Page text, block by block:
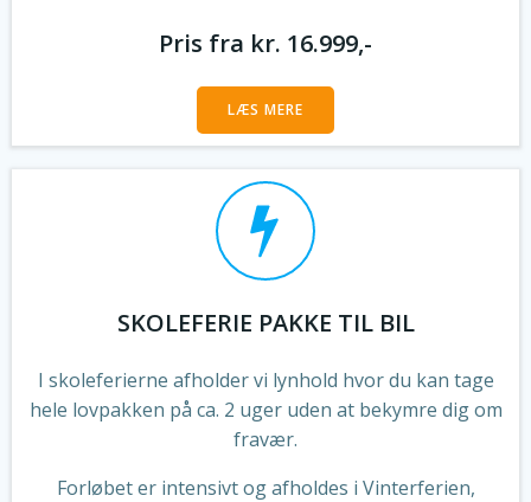
Pris fra kr. 16.999,-
LÆS MERE
SKOLEFERIE PAKKE TIL BIL
I skoleferierne afholder vi lynhold hvor du kan tage
hele lovpakken på ca. 2 uger uden at bekymre dig om
fravær.
Forløbet er intensivt og afholdes i Vinterferien,